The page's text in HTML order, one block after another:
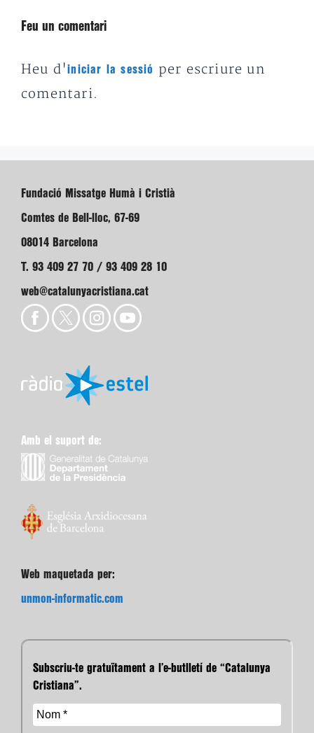
Feu un comentari
Heu d'iniciar la sessió
per escriure un
comentari.
Fundació Missatge Humà i Cristià
Comtes de Bell-lloc, 67-69
08014 Barcelona
T. 93 409 27 70 / 93 409 28 10
web@catalunyacristiana.cat
Amb el suport de:
Web maquetada per:
unmon-informatic.com
Subscriu-te gratuïtament a l’e-butlletí de “Catalunya
Cristiana”.